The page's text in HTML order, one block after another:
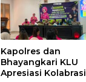
Kapolres dan
Bhayangkari KLU
Apresiasi Kolabrasi